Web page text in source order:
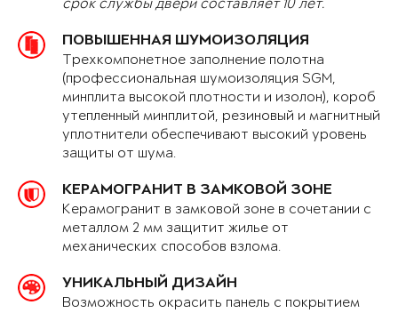
срок службы двери составляет 10 лет.
ПОВЫШЕННАЯ ШУМОИЗОЛЯЦИЯ
Трехкомпонетное заполнение полотна
(профессиональная шумоизоляция SGM,
минплита высокой плотности и изолон), короб
утепленный минплитой, резиновый и магнитный
уплотнители обеспечивают высокий уровень
защиты от шума.
КЕРАМОГРАНИТ В ЗАМКОВОЙ ЗОНЕ
Керамогранит в замковой зоне в сочетании с
металлом 2 мм защитит жилье от
механических способов взлома.
УНИКАЛЬНЫЙ ДИЗАЙН
Возможность окрасить панель с покрытием